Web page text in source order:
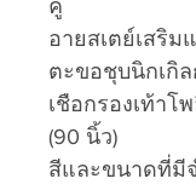
คู่
อายสเตย์เสริม
ตะขอชุบนิกเกิ
เชือกรองเท้าโ
(90 นิ้ว)
สีและขนาดที่มี